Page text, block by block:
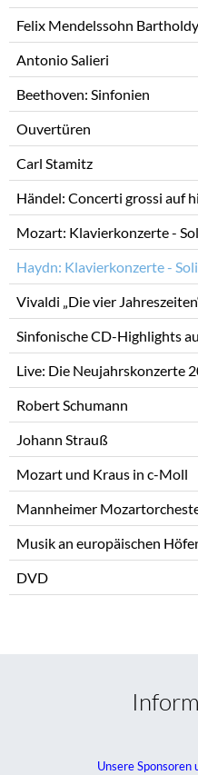
Felix Mendelssohn
Antonio Salieri
Beethoven: Sinfonien
Ouvertüren
Carl Stamitz
Händel: Concerti grossi auf
Mozart: Klavierkonzerte -
Haydn: Klavierkonzerte -
Vivaldi „Die vier
Sinfonische CD-Highlights
Live: Die Neujahrskonzerte
Robert Schumann
Johann Strauß
Mozart und Kraus in c-Moll
Mannheimer
Musik an europäischen
DVD
Unsere Sponsoren